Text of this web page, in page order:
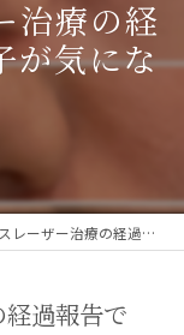
治療の経
が気にな
療の経過報告です！鼻の黒子が気になる...
過報告で